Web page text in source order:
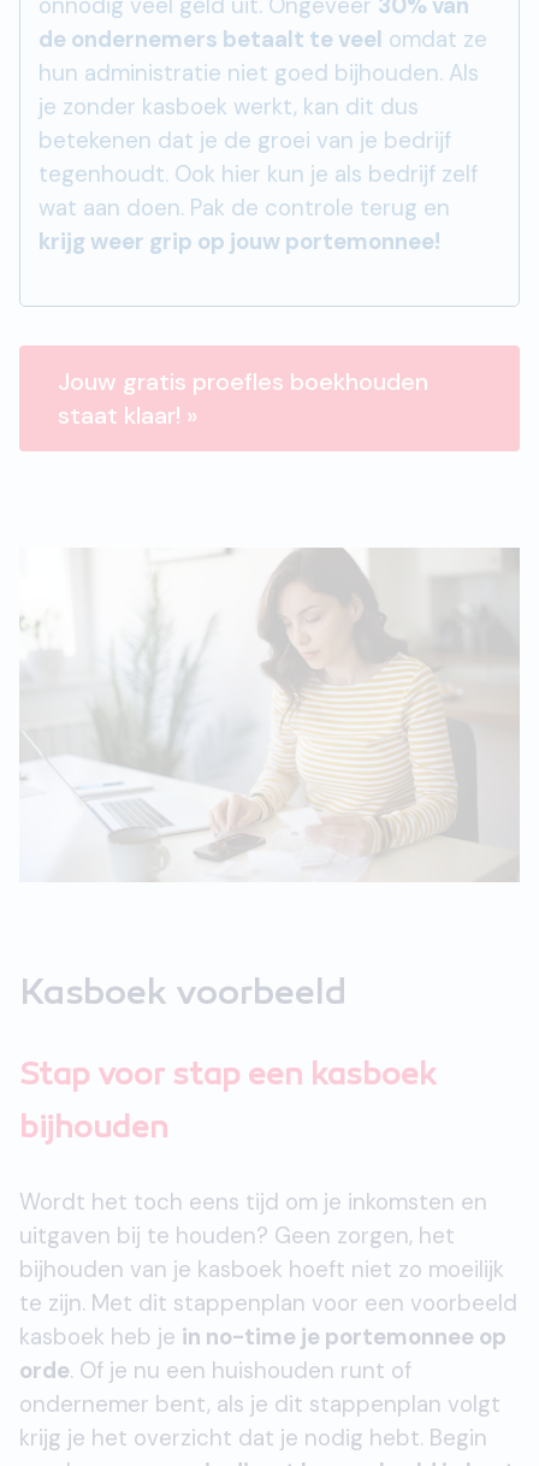
de ondernemers betaalt te veel omdat ze
hun administratie niet goed bijhouden. Als
je zonder kasboek werkt, kan dit dus
betekenen dat je de groei van je bedrijf
tegenhoudt. Ook hier kun je als bedrijf zelf
wat aan doen. Pak de controle terug en
krijg weer grip op jouw portemonnee!
Jouw gratis proefles boekhouden
staat klaar! »
Kasboek voorbeeld
Stap voor stap een kasboek
bijhouden
Wordt het toch eens tijd om je inkomsten en
uitgaven bij te houden? Geen zorgen, het
bijhouden van je kasboek hoeft niet zo moeilijk
te zijn. Met dit stappenplan voor een voorbeeld
kasboek heb je in no-time je portemonnee op
orde. Of je nu een huishouden runt of
ondernemer bent, als je dit stappenplan volgt
krijg je het overzicht dat je nodig hebt. Begin